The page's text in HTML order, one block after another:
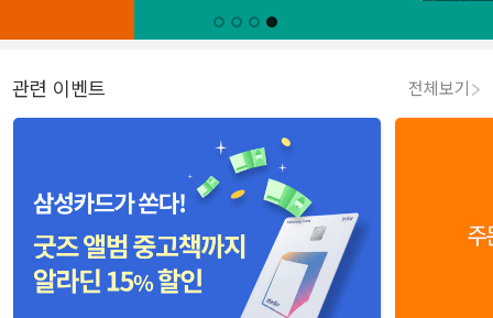
관련 이벤트 전체보기